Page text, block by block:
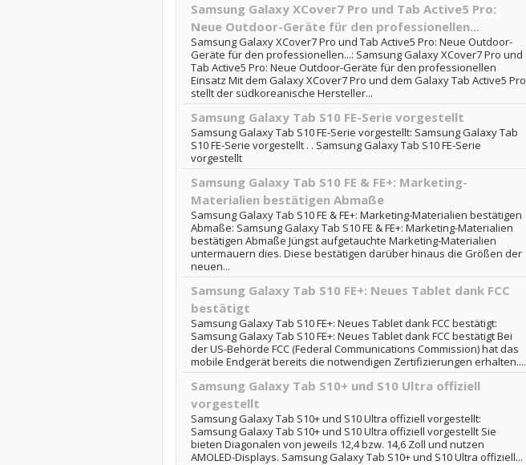
Samsung Galaxy XCover7 Pro und Tab Active5 Pro:
Neue Outdoor-Geräte für den professionellen...
Samsung Galaxy XCover7 Pro und Tab Active5 Pro: Neue Outdoor-
Geräte für den professionellen...: Samsung Galaxy XCover7 Pro und
Tab Active5 Pro: Neue Outdoor-Geräte für den professionellen
Einsatz Mit dem Galaxy XCover7 Pro und dem Galaxy Tab Active5 Pro
stellt der südkoreanische Hersteller...
Samsung Galaxy Tab S10 FE-Serie vorgestellt
Samsung Galaxy Tab S10 FE-Serie vorgestellt: Samsung Galaxy Tab
S10 FE-Serie vorgestellt . . Samsung Galaxy Tab S10 FE-Serie
vorgestellt
Samsung Galaxy Tab S10 FE & FE+: Marketing-
Materialien bestätigen Abmaße
Samsung Galaxy Tab S10 FE & FE+: Marketing-Materialien bestätigen
Abmaße: Samsung Galaxy Tab S10 FE & FE+: Marketing-Materialien
bestätigen Abmaße Jüngst aufgetauchte Marketing-Materialien
untermauern dies. Diese bestätigen darüber hinaus die Größen der
neuen...
Samsung Galaxy Tab S10 FE+: Neues Tablet dank FCC
bestätigt
Samsung Galaxy Tab S10 FE+: Neues Tablet dank FCC bestätigt:
Samsung Galaxy Tab S10 FE+: Neues Tablet dank FCC bestätigt Bei
der US-Behörde FCC (Federal Communications Commission) hat das
mobile Endgerät bereits die notwendigen Zertifizierungen erhalten....
Samsung Galaxy Tab S10+ und S10 Ultra offiziell
vorgestellt
Samsung Galaxy Tab S10+ und S10 Ultra offiziell vorgestellt:
Samsung Galaxy Tab S10+ und S10 Ultra offiziell vorgestellt Sie
bieten Diagonalen von jeweils 12,4 bzw. 14,6 Zoll und nutzen
AMOLED-Displays. Samsung Galaxy Tab S10+ und S10 Ultra offiziell...